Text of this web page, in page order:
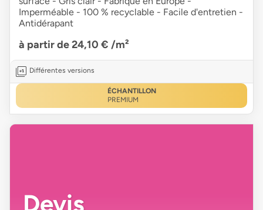
Imperméable - 100 % recyclable - Facile d'entretien -
Antidérapant
à partir de 24,10 € /m²
Différentes versions
ÉCHANTILLON
PREMIUM
Devis